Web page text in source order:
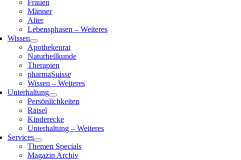
Frauen
Männer
Alter
Lebensphasen – Weiteres
Wissen
Apothekenrat
Naturheilkunde
Therapien
pharmaSuisse
Wissen – Weiteres
Unterhaltung
Persönlichkeiten
Rätsel
Kinderecke
Unterhaltung – Weiteres
Services
Themen Specials
Magazin Archiv